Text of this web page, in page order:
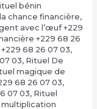
bénin
chance financière,
avec l’œuf +229
+229 68 26
68 26 07 03,
03, Rituel De
magique de
68 26 07 03,
07 03, Rituel